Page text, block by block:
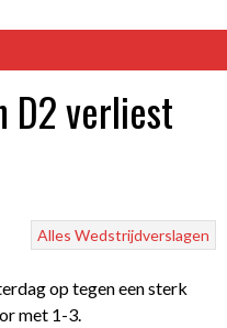
D2 verliest
Alles Wedstrijdverslagen
op tegen een sterk
met 1-3.